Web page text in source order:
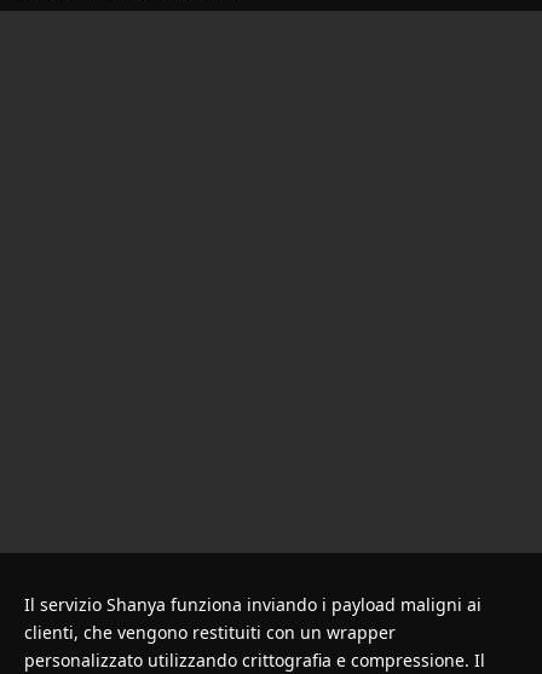
Il servizio Shanya funziona inviando i payload maligni ai
clienti, che vengono restituiti con un wrapper
personalizzato utilizzando crittografia e compressione. Il